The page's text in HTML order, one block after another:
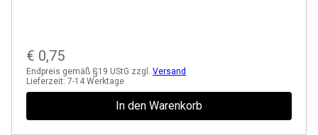
€ 0,75
Endpreis gemäß §19 UStG zzgl. Versand
Lieferzeit: 7-14 Werktage
In den Warenkorb